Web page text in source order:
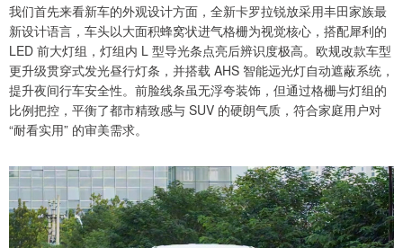
我们首先来看新车的外观设计方面，全新卡罗拉锐放采用丰田家族最
新设计语言，车头以大面积蜂窝状进气格栅为视觉核心，搭配犀利的
LED 前大灯组，灯组内 L 型导光条点亮后辨识度极高。欧规改款车型
更升级贯穿式发光昼行灯条，并搭载 AHS 智能远光灯自动遮蔽系统，
提升夜间行车安全性。前脸线条虽无浮夸装饰，但通过格栅与灯组的
比例把控，平衡了都市精致感与 SUV 的硬朗气质，符合家庭用户对
“耐看实用” 的审美需求。